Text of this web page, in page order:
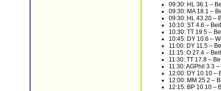
09:30: HL 36.1 –
09:30: MA 18.1 –
09:30: HL 43.20 –
10:10: ST 4.6 –
10:30: TT 19.5 –
10:45: DY 10.6 –
11:00: DY 11.5 –
11:15: O 27.4 –
11:30: TT 17.8 –
11:30: AGPhil 3.3
12:00: DY 10.10 –
12:00: MM 25.2 –
12:15: BP 10.10 –